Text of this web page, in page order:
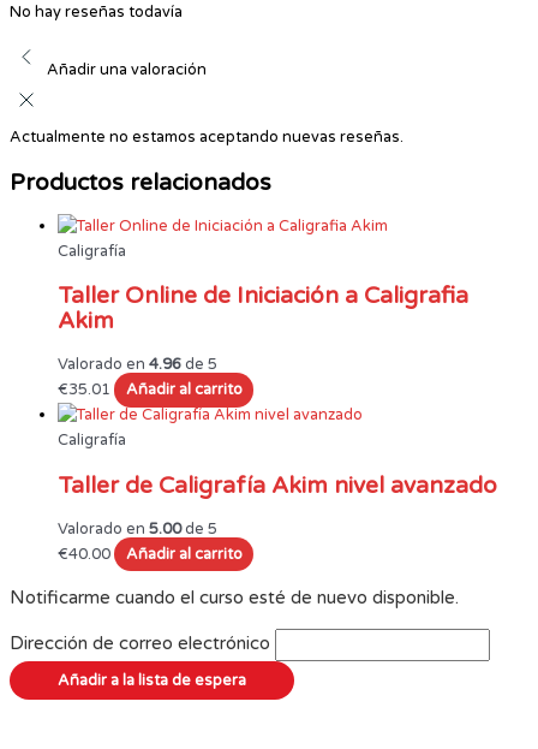
No hay reseñas todavía
Añadir una valoración
Actualmente no estamos aceptando nuevas reseñas.
Productos relacionados
Caligrafía
Taller Online de Iniciación a Caligrafia
Akim
Valorado en 4.96de 5
€35.01 Añadir al carrito
Caligrafía
Taller de Caligrafía Akim nivel avanzado
Valorado en 5.00de 5
€40.00 Añadir al carrito
Notificarme cuando el curso esté de nuevo disponible.
Dirección de correo electrónico